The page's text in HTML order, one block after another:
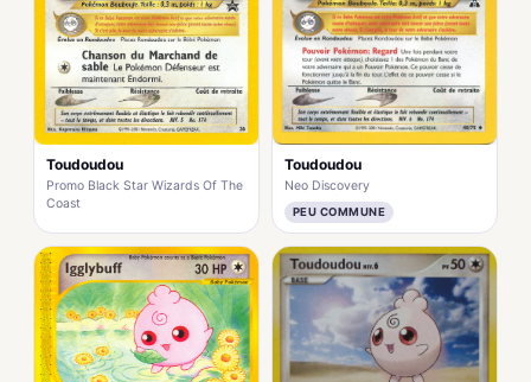
Toudoudou
Promo Black Star Wizards Of The
Coast
Toudoudou
Neo Discovery
PEU COMMUNE